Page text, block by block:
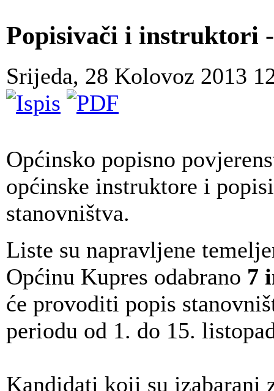
Popisivači i instruktori
Srijeda, 28 Kolovoz 2013
Općinsko popisno
općinske instruktore i
stanovništva.
Liste su napravljene
Općinu Kupres odabrano 7
će provoditi popis
periodu od 1. do 15.
Kandidati koji su izabarani